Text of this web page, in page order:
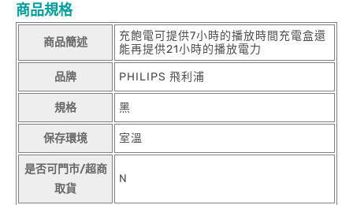
商品規格
商品簡述
充飽電可提供7小時的播放時間充電盒還
能再提供21小時的播放電力
品牌 PHILIPS 飛利浦
規格 黑
保存環境 室溫
是否可門市/超商
取貨
N